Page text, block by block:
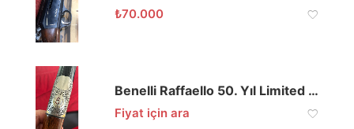
₺70.000
Benelli Raffaello 50. Yıl Limited Edition 12 Kalibre
Fiyat için ara